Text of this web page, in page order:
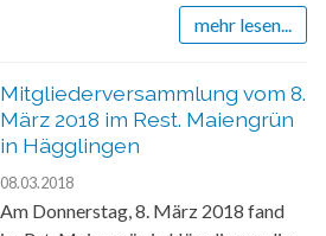
mehr lesen...
Mitgliederversammlung vom 8.
März 2018 im Rest. Maiengrün
in Hägglingen
08.03.2018
Am Donnerstag, 8. März 2018 fand